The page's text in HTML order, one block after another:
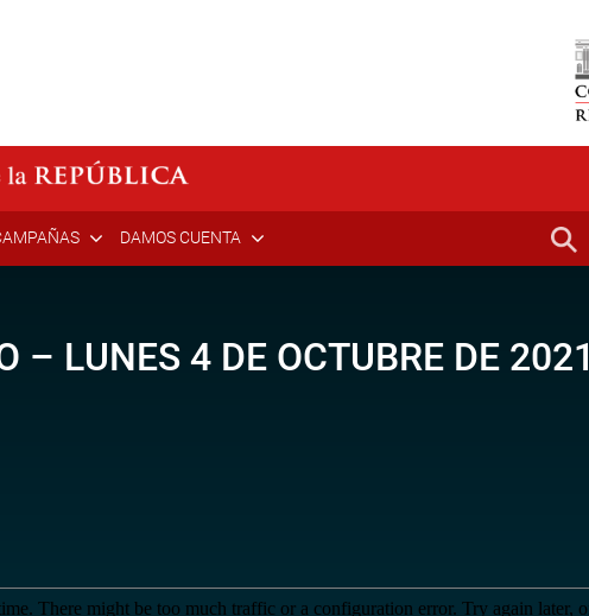
DAMOS CUENTA
– LUNES 4 DE OCTUBRE DE 2021